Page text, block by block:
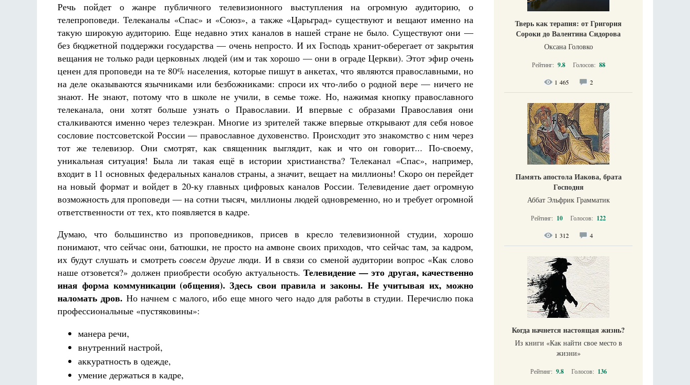
Речь пойдет о жанре публичного телевизионного выступления на огромную аудиторию, о
телепроповеди. Телеканалы «Спас» и «Союз», а также «Царьград» существуют и вещают именно на
такую широкую аудиторию. Еще недавно этих каналов в нашей стране не было. Существуют они —
без бюджетной поддержки государства — очень непросто. И их Господь хранит-оберегает от закрытия
вещания не только ради церковных людей (им и так хорошо — они в ограде Церкви). Этот эфир очень
ценен для проповеди на те 80% населения, которые пишут в анкетах, что являются православными, но
на деле оказываются язычниками или безбожниками: спроси их что-либо о родной вере — ничего не
знают. Не знают, потому что в школе не учили, в семье тоже. Но, нажимая кнопку православного
телеканала, они хотят больше узнать о Православии. И впервые с образами Православия они
сталкиваются именно через телеэкран. Многие из зрителей также впервые открывают для себя новое
сословие постсоветской России — православное духовенство. Происходит это знакомство с ним через
тот же телевизор. Они смотрят, как священник выглядит, как и что он говорит... По-своему,
уникальная ситуация! Была ли такая ещё в истории христианства? Телеканал «Спас», например,
входит в 11 основных федеральных каналов страны, а значит, вещает на миллионы! Скоро он перейдет
на новый формат и войдет в 20-ку главных цифровых каналов России. Телевидение дает огромную
возможность для проповеди — на сотни тысяч, миллионы людей одновременно, но и требует огромной
ответственности от тех, кто появляется в кадре.
Думаю, что большинство из проповедников, присев в кресло телевизионной студии, хорошо
понимают, что сейчас они, батюшки, не просто на амвоне своих приходов, что сейчас там, за кадром,
их будут слушать и смотретьсовсем другиелюди. И в связи со сменой аудитории вопрос «Как слово
наше отзовется?» должен приобрести особую актуальность. Телевидение — это другая, качественно
иная форма коммуникации (общения). Здесь свои правила и законы. Не учитывая их, можно
наломать дров. Но начнем с малого, ибо еще много чего надо для работы в студии. Перечислю пока
профессиональные «пустяковины»:
манера речи,
внутренний настрой,
аккуратность в одежде,
умение держаться в кадре,
Тверь как терапия: от Григория
Сороки до Валентина Сидорова
Оксана Головко
Рейтинг: 9.8 Голосов: 88
1 465 2
Память апостола Иакова, брата
Господня
Аббат Эльфрик Грамматик
Рейтинг: 10 Голосов: 122
1 312 4
Когда начнется настоящая жизнь?
Из книги «Как найти свое место в
жизни​»
Рейтинг: 9.8 Голосов: 136